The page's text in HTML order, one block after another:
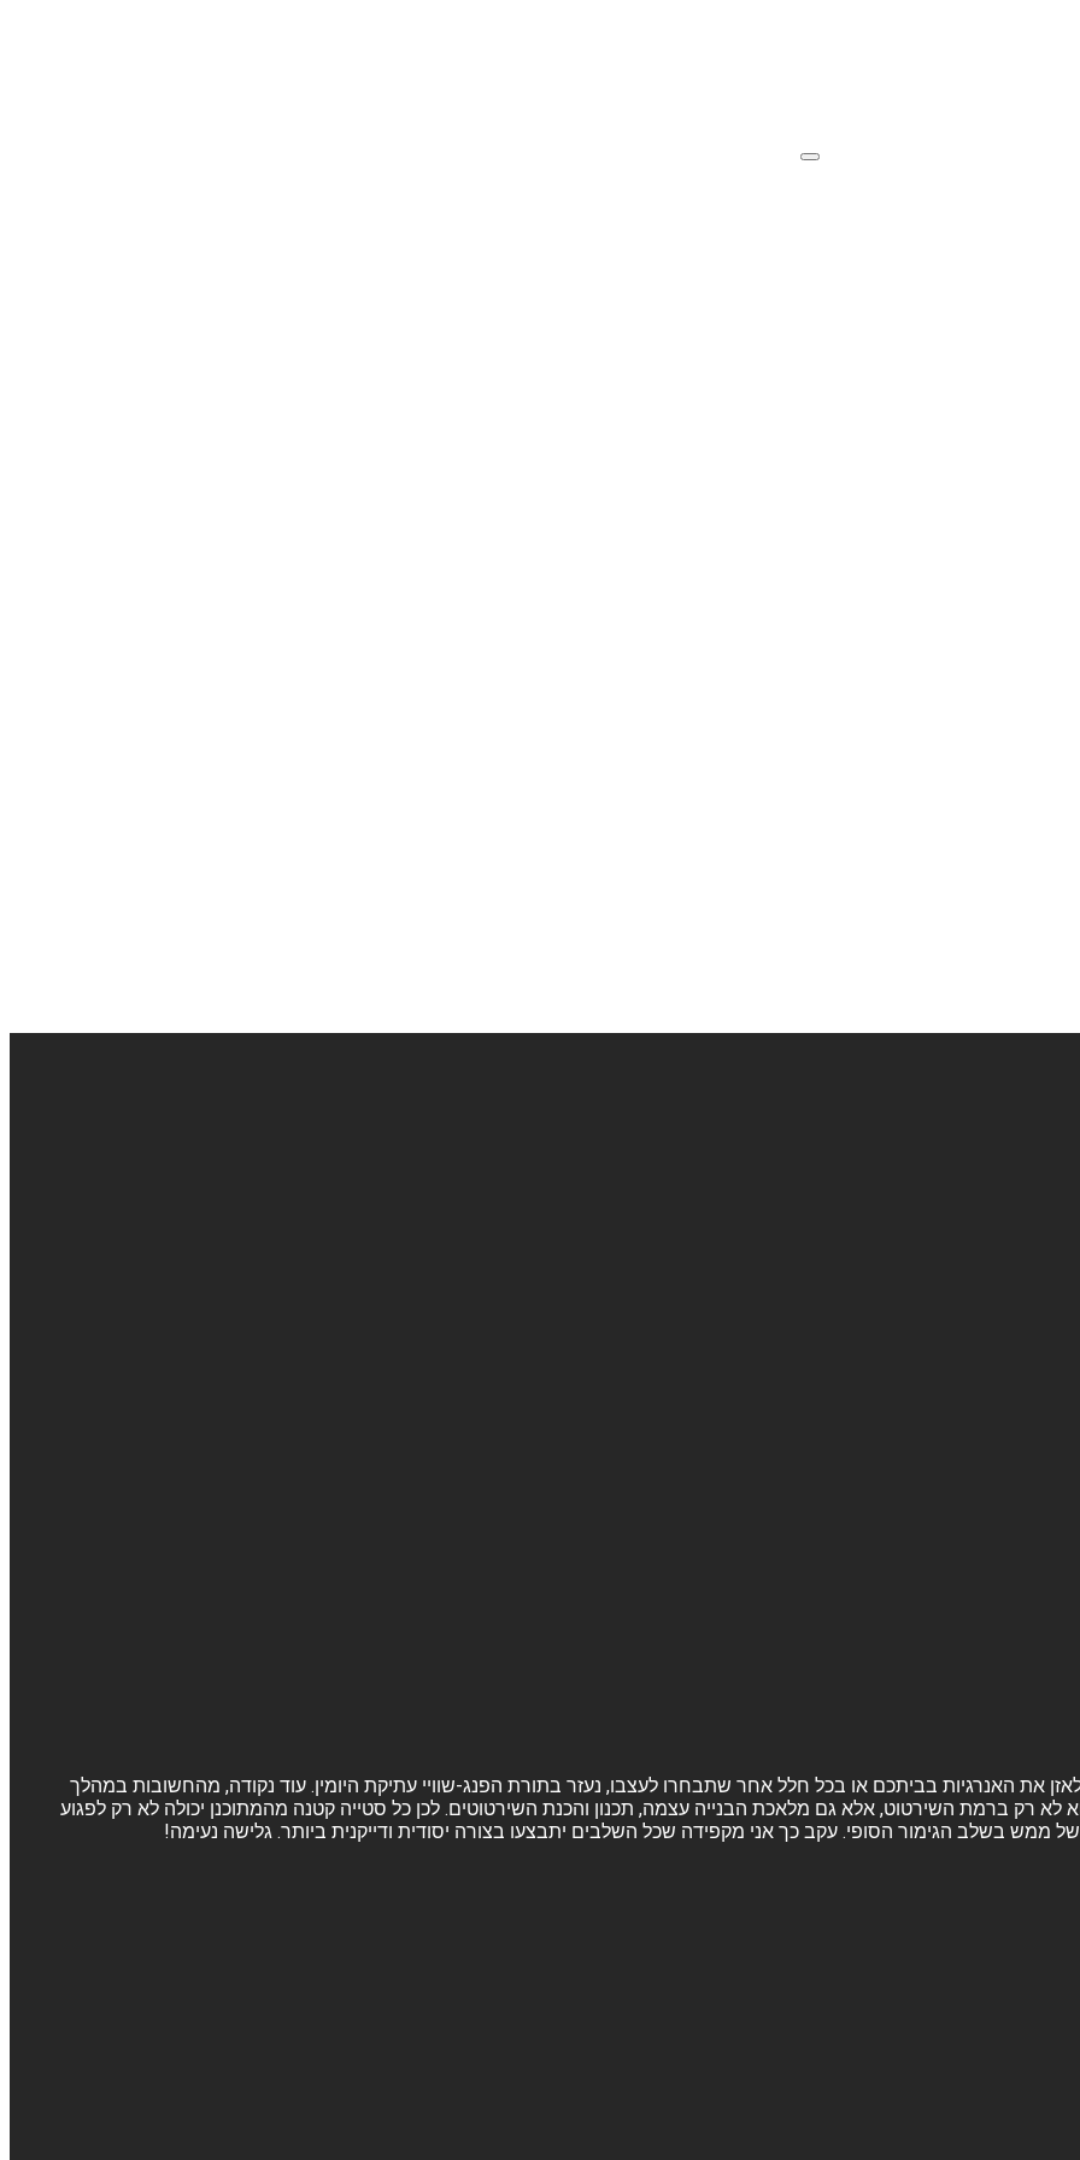
ולאזן את האנרגיות בביתכם או בכל חלל אחר שתבחרו לעצבו, נעזר בתורת הפנג-שוויי עתיקת היומין. עוד נקודה, מהחשובות במהלך
לא רק ברמת השירטוט, אלא גם מלאכת הבנייה עצמה, תכנון והכנת השירטוטים. לכן כל סטייה קטנה מהמתוכנן יכולה לא רק לפגוע
ממש בשלב הגימור הסופי. עקב כך אני מקפידה שכל השלבים יתבצעו בצורה יסודית ודייקנית ביותר. גלישה נעימה!